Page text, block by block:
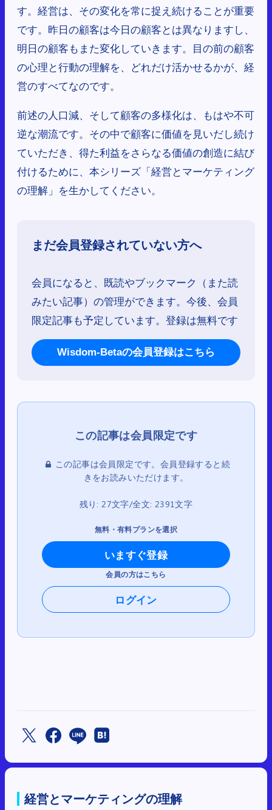
す。経営は、その変化を常に捉え続けることが重要
です。昨日の顧客は今日の顧客とは異なりますし、
明日の顧客もまた変化していきます。目の前の顧客
の心理と行動の理解を、どれだけ活かせるかが、経
営のすべてなのです。
前述の人口減、そして顧客の多様化は、もはや不可
逆な潮流です。その中で顧客に価値を見いだし続け
ていただき、得た利益をさらなる価値の創造に結び
付けるために、本シリーズ「経営とマーケティング
の理解」を生かしてください。
まだ会員登録されていない方へ
会員になると、既読やブックマーク（また読
みたい記事）の管理ができます。今後、会員
限定記事も予定しています。登録は無料です
Wisdom-Betaの会員登録はこちら
この記事は会員限定です。会員登録すると続
きをお読みいただけます。
残り: 27文字/全文: 2391文字
無料・有料プランを選択
いますぐ登録
会員の方はこちら
ログイン
経営とマーケティングの理解